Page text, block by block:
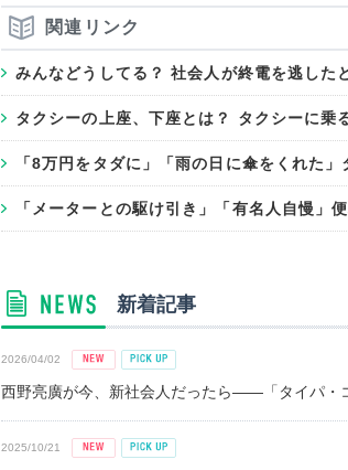
関連リンク
みんなどうしてる？ 社会人が終電を逃した
タクシーの上座、下座とは？ タクシーに乗
「8万円をタダに」「雨の日に傘をくれた
「メーターとの駆け引き」「有名人自慢」
新着記事
2026/04/02
西野亮廣が今、新社会人だったら――「タイパ・
2025/10/21